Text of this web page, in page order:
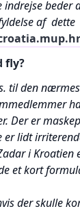
indrejse beder
af dette
fly?
til den
Der er
er lidt
i Kroatien
et kort
der skulle